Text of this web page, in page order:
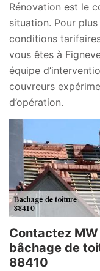
Rénovation est le
situation. Pour
conditions
vous êtes à
équipe
couvreurs
d’opération.
Contactez
bâchage de
88410